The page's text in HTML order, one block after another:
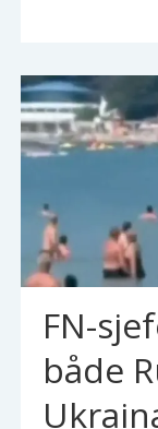
FN-
både